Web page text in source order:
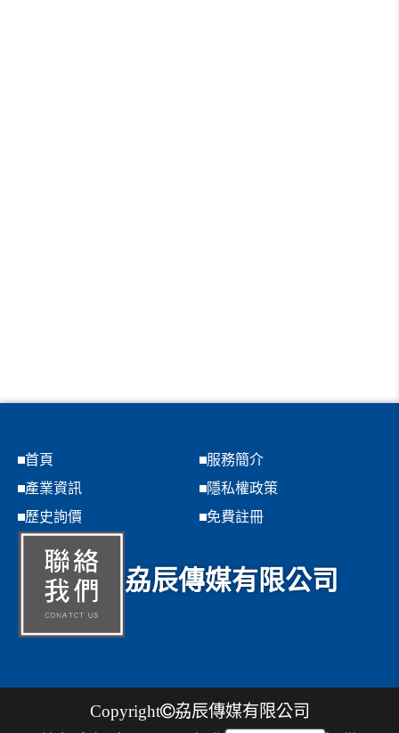
首頁
服務簡介
產業資訊
隱私權政策
歷史詢價
免費註冊
劦辰傳媒有限公司
Copyright
劦辰傳媒有限公司